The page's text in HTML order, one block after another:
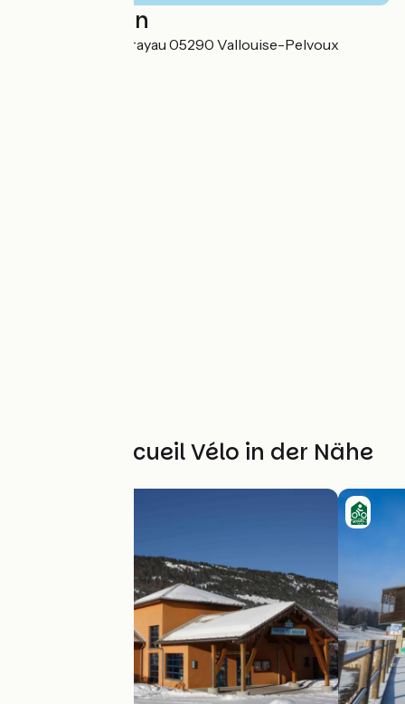
Localisation
1 rond-point du Prayau 05290 Vallouise-Pelvoux
Weitere Accueil Vélo in der Nähe